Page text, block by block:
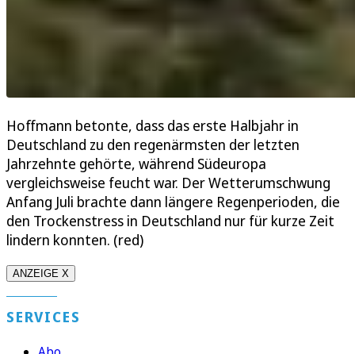
Hoffmann betonte, dass das erste Halbjahr in
Deutschland zu den regenärmsten der letzten
Jahrzehnte gehörte, während Südeuropa
vergleichsweise feucht war. Der Wetterumschwung
Anfang Juli brachte dann längere Regenperioden, die
den Trockenstress in Deutschland nur für kurze Zeit
lindern konnten. (red)
ANZEIGE X
SERVICES